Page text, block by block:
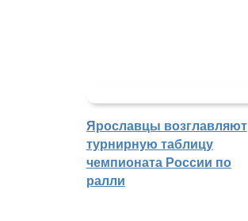
Ярославцы возглавляют
турнирную таблицу
чемпионата России по
ралли